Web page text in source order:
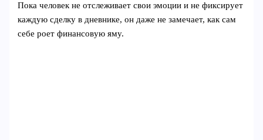
Пока человек не отслеживает свои эмоции и не фиксирует
каждую сделку в дневнике, он даже не замечает, как сам
себе роет финансовую яму.